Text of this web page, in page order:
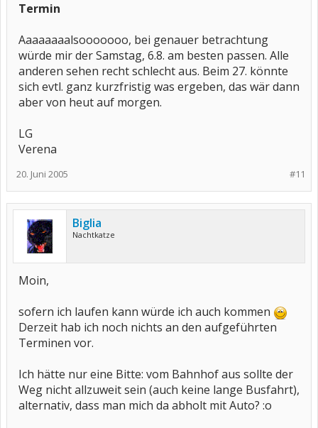
Termin
Aaaaaaaalsooooooo, bei genauer betrachtung
würde mir der Samstag, 6.8. am besten passen. Alle
anderen sehen recht schlecht aus. Beim 27. könnte
sich evtl. ganz kurzfristig was ergeben, das wär dann
aber von heut auf morgen.
LG
Verena
#11
20. Juni 2005
Biglia
Nachtkatze
Moin,
sofern ich laufen kann würde ich auch kommen
Derzeit hab ich noch nichts an den aufgeführten
Terminen vor.
Ich hätte nur eine Bitte: vom Bahnhof aus sollte der
Weg nicht allzuweit sein (auch keine lange Busfahrt),
alternativ, dass man mich da abholt mit Auto? :o